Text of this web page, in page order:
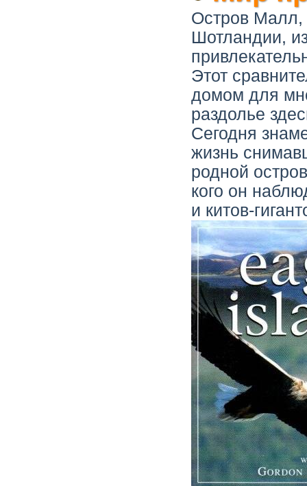
Остров Малл,
Шотландии,
Этот
домом для
раздолье
Сегодня
жизнь
родной
кого он
и китов-